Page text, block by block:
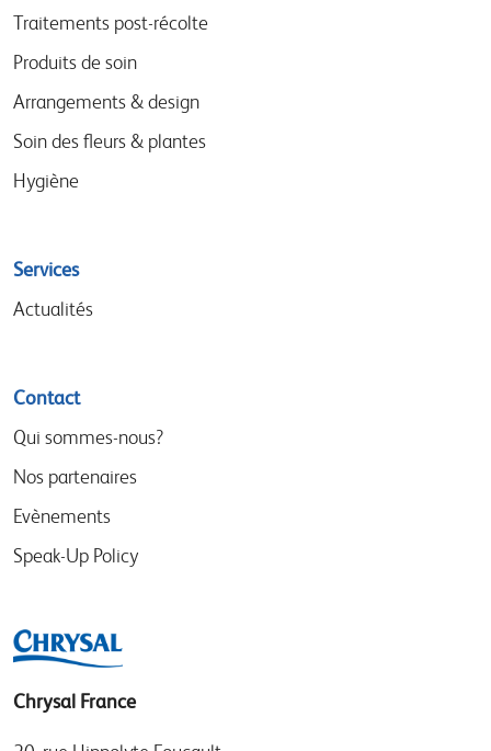
menu
Traitements post-récolte
Produits de soin
Arrangements & design
Soin des fleurs & plantes
Hygiène
Services
Actualités
Contact
Qui sommes-nous?
Nos partenaires
Evènements
Speak-Up Policy
Chrysal France